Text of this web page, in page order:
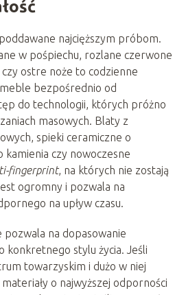
najcięższym próbom.
w pośpiechu, rozlane czerwone
ostre noże to codzienne
bezpośrednio od
do technologii, których próżno
masowych. Blaty z
spieki ceramiczne o
czy nowoczesne
fingerprint, na których nie zostają
ogromny i pozwala na
na upływ czasu.
pozwala na dopasowanie
konkretnego stylu życia. Jeśli
towarzyskim i dużo w niej
o najwyższej odporności